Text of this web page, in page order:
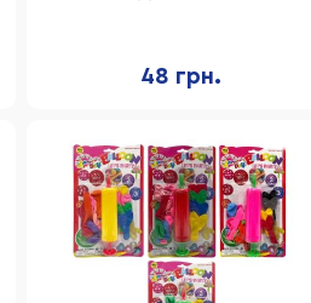
48 грн.